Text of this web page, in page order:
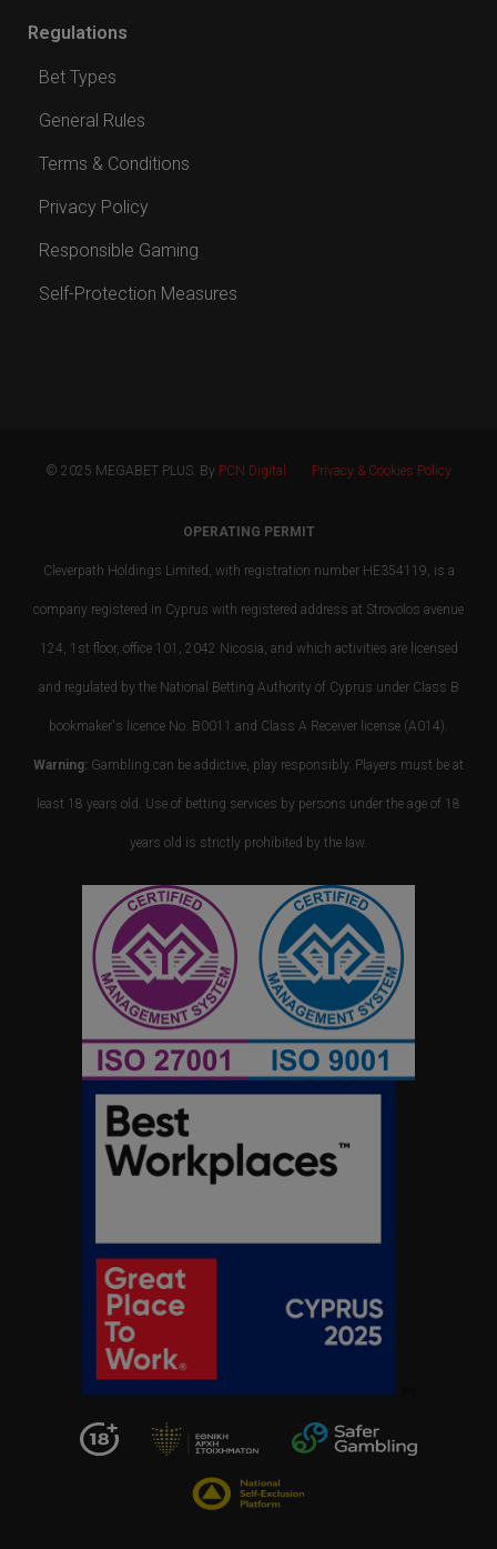
Regulations
Bet Types
General Rules
Terms & Conditions
Privacy Policy
Responsible Gaming
Self-Protection Measures
© 2025 MEGABET PLUS. By PCN Digital Privacy & Cookies Policy
OPERATING PERMIT
Cleverpath Holdings Limited, with registration number HE354119, is a
company registered in Cyprus with registered address at Strovolos avenue
124, 1st floor, office 101, 2042 Nicosia, and which activities are licensed
and regulated by the National Betting Authority of Cyprus under Class B
bookmaker's licence No. B0011 and Class A Receiver license (A014).
Warning: Gambling can be addictive, play responsibly. Players must be at
least 18 years old. Use of betting services by persons under the age of 18
years old is strictly prohibited by the law.